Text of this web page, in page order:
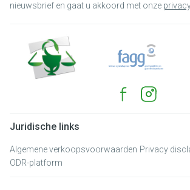
nieuwsbrief en gaat u akkoord met onze
Juridische links
Algemene verkoopsvoorwaarden Privacy
ODR-platform